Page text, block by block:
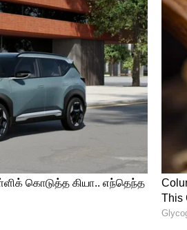
நகைக்கு ஒரு பிரகாசமான
செயல்படும்.